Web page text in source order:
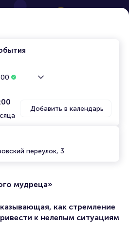
Добавить в календарь
переулок, 3
мудреца»
как стремление
к нелепым ситуациям